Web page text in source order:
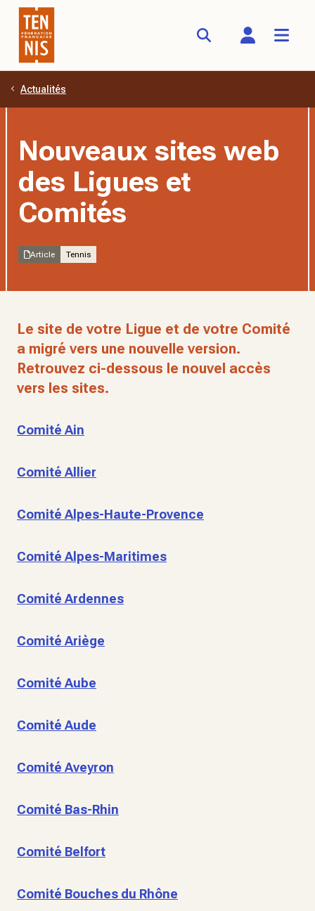
Aller au contenu principal
Actualités
Nouveaux sites web
des Ligues et
Comités
Article Tennis
Le site de votre Ligue et de votre Comité
a migré vers une nouvelle version.
Retrouvez ci-dessous le nouvel accès
vers les sites.
Comité Ain
Comité Allier
Comité Alpes-Haute-Provence
Comité Alpes-Maritimes
Comité Ardennes
Comité Ariège
Comité Aube
Comité Aude
Comité Aveyron
Comité Bas-Rhin
Comité Belfort
Comité Bouches du Rhône